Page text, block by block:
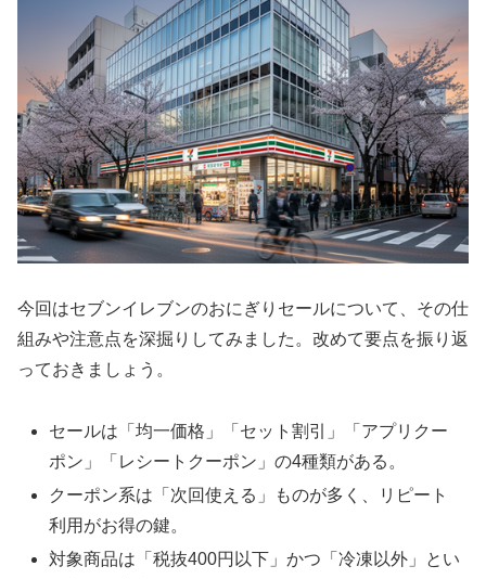
今回はセブンイレブンのおにぎりセールについて、その仕
組みや注意点を深掘りしてみました。改めて要点を振り返
っておきましょう。
セールは「均一価格」「セット割引」「アプリクー
ポン」「レシートクーポン」の4種類がある。
クーポン系は「次回使える」ものが多く、リピート
利用がお得の鍵。
対象商品は「税抜400円以下」かつ「冷凍以外」とい